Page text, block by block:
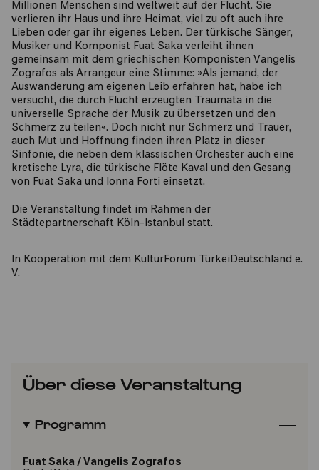
Millionen Menschen sind weltweit auf der Flucht. Sie
verlieren ihr Haus und ihre Heimat, viel zu oft auch ihre
Lieben oder gar ihr eigenes Leben. Der türkische Sänger,
Musiker und Komponist Fuat Saka verleiht ihnen
gemeinsam mit dem griechischen Komponisten Vangelis
Zografos als Arrangeur eine Stimme: »Als jemand, der
Auswanderung am eigenen Leib erfahren hat, habe ich
versucht, die durch Flucht erzeugten Traumata in die
universelle Sprache der Musik zu übersetzen und den
Schmerz zu teilen«. Doch nicht nur Schmerz und Trauer,
auch Mut und Hoffnung finden ihren Platz in dieser
Sinfonie, die neben dem klassischen Orchester auch eine
kretische Lyra, die türkische Flöte Kaval und den Gesang
von Fuat Saka und Ionna Forti einsetzt.
Die Veranstaltung findet im Rahmen der
Städtepartnerschaft Köln-Istanbul statt.
In Kooperation mit dem KulturForum TürkeiDeutschland e.
V.
Über diese Veranstaltung
Programm
Fuat Saka / Vangelis Zografos